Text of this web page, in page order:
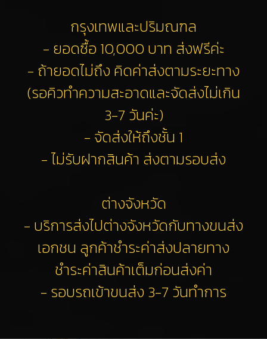
กรุงเทพและปริมณฑล
- ยอดซื้อ 10,000 บาท ส่งฟรีค่ะ
- ถ้ายอดไม่ถึง คิดค่าส่งตามระยะทาง
(รอคิวทำความสะอาดและจัดส่งไม่เกิน
3-7 วันค่ะ)
- จัดส่งให้ถึงชั้น 1
- ไม่รับฝากสินค้า ส่งตามรอบส่ง
ต่างจังหวัด
- บริการส่งไปต่างจังหวัดกับทางขนส่ง
เอกชน ลูกค้าชำระค่าส่งปลายทาง
ชำระค่าสินค้าเต็มก่อนส่งค่า
- รอบรถเข้าขนส่ง 3-7 วันทำการ